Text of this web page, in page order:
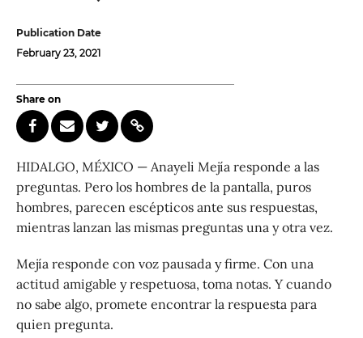
Publication Date
February 23, 2021
Share on
HIDALGO, MÉXICO — Anayeli Mejía responde a las
preguntas. Pero los hombres de la pantalla, puros
hombres, parecen escépticos ante sus respuestas,
mientras lanzan las mismas preguntas una y otra vez.
Mejía responde con voz pausada y firme. Con una
actitud amigable y respetuosa, toma notas. Y cuando
no sabe algo, promete encontrar la respuesta para
quien pregunta.